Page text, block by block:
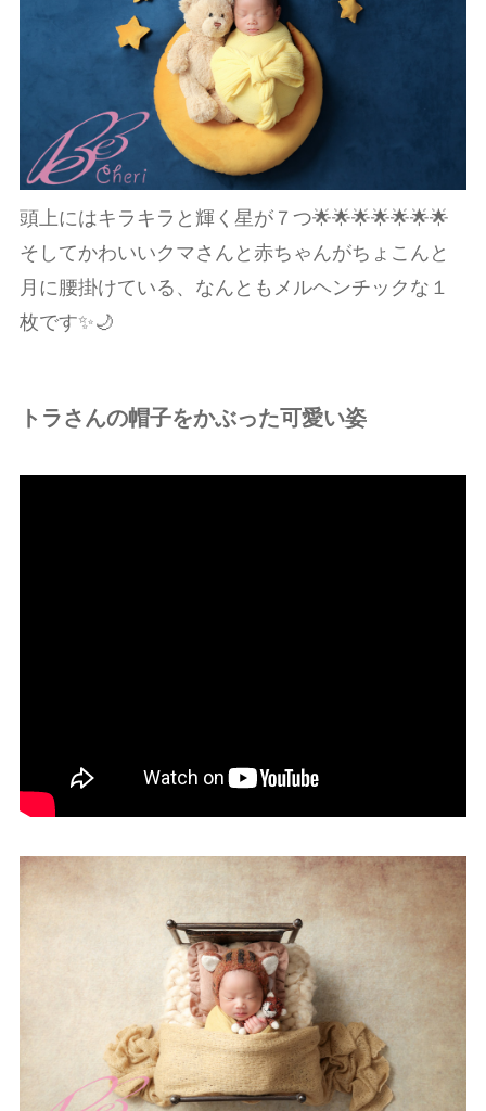
頭上にはキラキラと輝く星が７つ🌟🌟🌟🌟🌟🌟🌟
そしてかわいいクマさんと赤ちゃんがちょこんと
月に腰掛けている、なんともメルヘンチックな１
枚です✨🌙
トラさんの帽子をかぶった可愛い姿